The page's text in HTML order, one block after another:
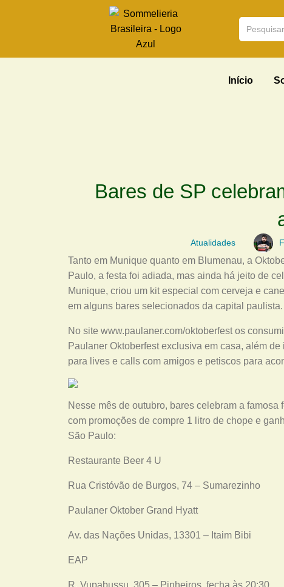
Início
Bares de SP
Atualidades
Tanto em Munique quanto em Blumenau, a
Paulo, a festa foi adiada, mas ainda há jeito de
Munique, criou um kit especial com cerveja e
em alguns bares selecionados da capital paulista.
No site www.paulaner.com/oktoberfest os
Paulaner Oktoberfest exclusiva em casa, além
para lives e calls com amigos e petiscos para
Nesse mês de outubro, bares celebram a
com promoções de compre 1 litro de chope e
São Paulo:
Restaurante Beer 4 U
Rua Cristóvão de Burgos, 74 – Sumarezinho
Paulaner Oktober Grand Hyatt
Av. das Nações Unidas, 13301 – Itaim Bibi
EAP
R. Vupabussu, 305 – Pinheiros, fecha às 20:30